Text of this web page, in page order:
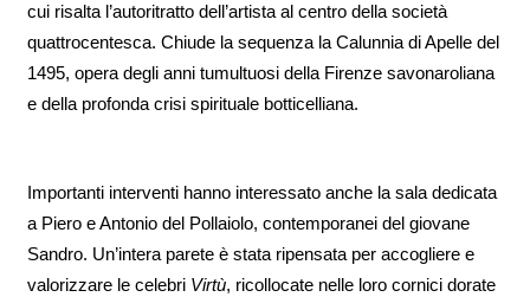
cui risalta l’autoritratto dell’artista al centro della società
quattrocentesca. Chiude la sequenza la Calunnia di Apelle del
1495, opera degli anni tumultuosi della Firenze savonaroliana
e della profonda crisi spirituale botticelliana.
Importanti interventi hanno interessato anche la sala dedicata
a Piero e Antonio del Pollaiolo, contemporanei del giovane
Sandro. Un’intera parete è stata ripensata per accogliere e
valorizzare le celebri Virtù, ricollocate nelle loro cornici dorate